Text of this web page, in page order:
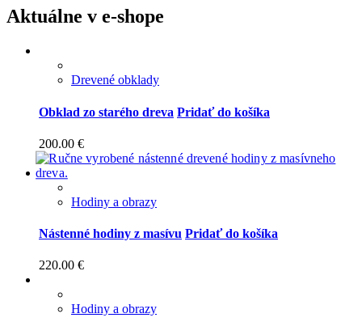
Aktuálne v e-shope
Drevené obklady
Obklad zo starého dreva Pridať do košíka
200.00 €
Hodiny a obrazy
Nástenné hodiny z masívu Pridať do košíka
220.00 €
Hodiny a obrazy